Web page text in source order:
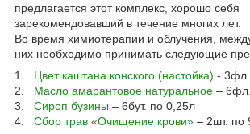
предлагается этот комплекс, хорошо себя
зарекомендовавший в течение многих лет.
Во время химиотерапии и облучения,
них необходимо принимать следующие
1. Цвет каштана конского (настойка) -
2. Масло амарантовое натуральное –
3. Сироп бузины – 6бут. по 0,25л
4. Сбор трав «Очищение крови» – 2шт. по